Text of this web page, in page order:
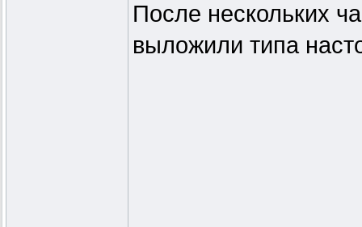
После нескольких
выложили типа